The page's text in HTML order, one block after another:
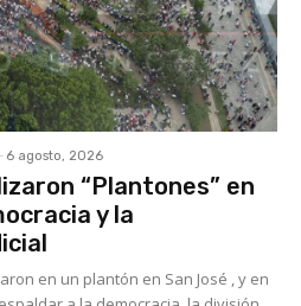
- 6 agosto, 2026
“Plantones” en
y la
en un plantón en San José , y en